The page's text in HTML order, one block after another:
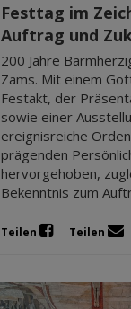
Festtag im
Auftrag und
200 Jahre
Zams. Mit einem
Festakt, der
sowie einer
ereignisreiche
prägenden
hervorgehoben,
Bekenntnis zum
Teilen Teilen